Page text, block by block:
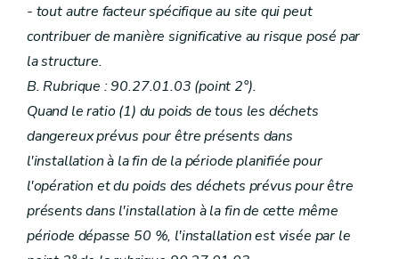
- tout autre facteur spécifique au site qui peut
contribuer de manière significative au risque posé par
la structure.
B. Rubrique : 90.27.01.03 (point 2°).
Quand le ratio (1) du poids de tous les déchets
dangereux prévus pour être présents dans
l'installation à la fin de la période planifiée pour
l'opération et du poids des déchets prévus pour être
présents dans l'installation à la fin de cette même
période dépasse 50 %, l'installation est visée par le